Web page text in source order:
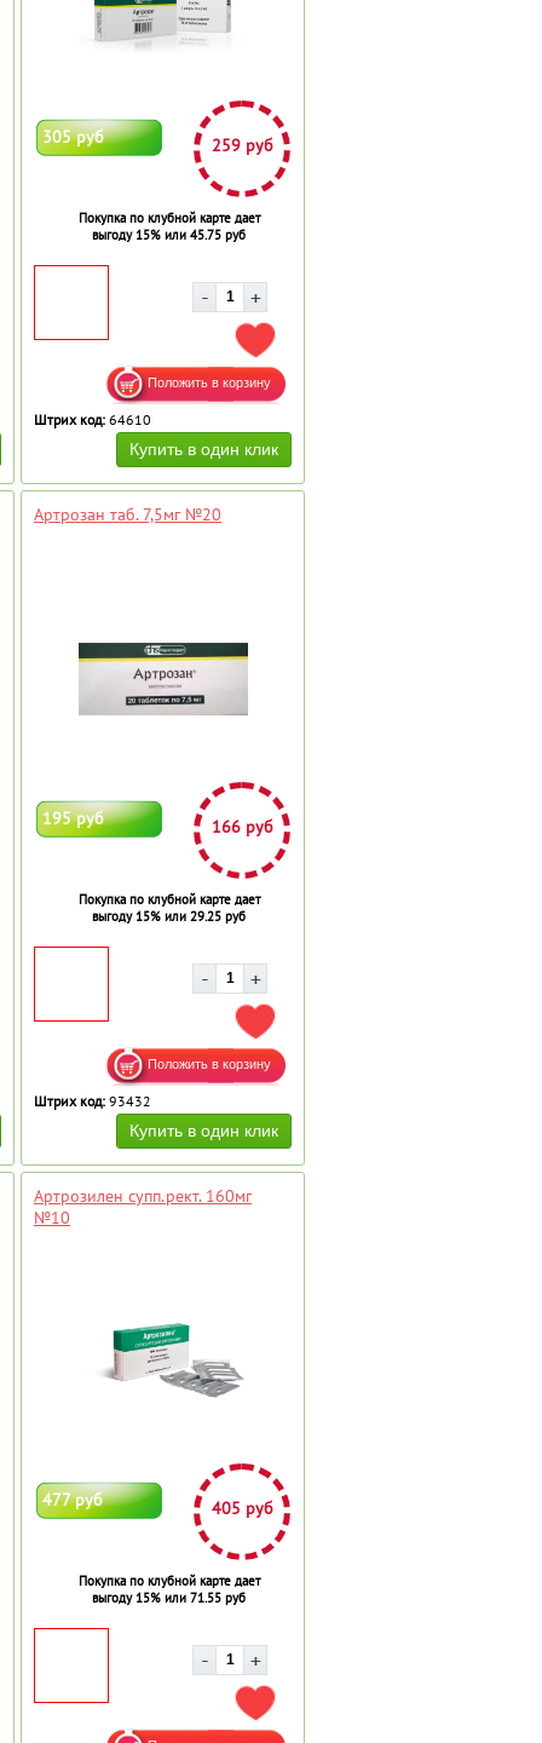
В ИЗБРАННОЕ
305 руб 259 руб
Покупка по клубной карте дает
выгоду 15% или 45.75 руб
ДОБАВИТЬ В ИЗБРАННОЕ
Штрих код: 64610
В ИЗБРАННОЕ
Артрозан таб. 7,5мг №20
195 руб 166 руб
Покупка по клубной карте дает
выгоду 15% или 29.25 руб
ДОБАВИТЬ В ИЗБРАННОЕ
Штрих код: 93432
В ИЗБРАННОЕ
Артрозилен супп.рект. 160мг
№10
477 руб 405 руб
Покупка по клубной карте дает
выгоду 15% или 71.55 руб
ДОБАВИТЬ В ИЗБРАННОЕ